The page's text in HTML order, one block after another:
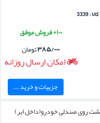
: 3339
۱۰۰+ فروش موفق
۳۸۵/۰۰۰تومان
امکان ارسال روزانه
جزییات و خرید ...
روی صندلی خودرو(داخل ابر)